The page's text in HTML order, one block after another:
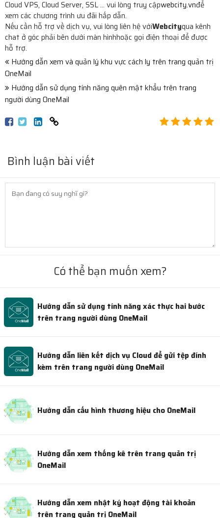
Cloud VPS, Cloud Server, SSL ... vui lòng truy cậpwebcity.vnđể
xem các chương trình ưu đãi hấp dẫn.
Nếu cần hỗ trợ về dịch vụ, vui lòng liên hệ vớiWebcityqua kênh
chat ở góc phải bên dưới màn hìnhhoặc gọi điện thoại để được
hỗ trợ.
Hướng dẫn xem và quản lý khu vực cách ly trên trang quản trị
OneMail
Hướng dẫn sử dụng tính năng quên mật khẩu trên trang
người dùng OneMail
Bình luận bài viết
Có thể bạn muốn xem?
Hướng dẫn sử dụng tính năng xác thực hai bước
trên trang người dùng OneMail
Hướng dẫn liên kết dịch vụ Cloud để gửi tệp đính
kèm trên trang người dùng OneMail
Hướng dẫn cấu hình thương hiệu cho OneMail
Hướng dẫn xem thống kê trên trang quản trị
OneMail
Hướng dẫn xem nhật ký hoạt động tài khoản
trên trang quản trị OneMail